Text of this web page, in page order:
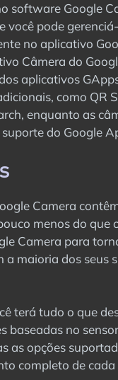
software Google
você pode
no aplicativo
Câmera do
aplicativos
como QR
enquanto as
do Google
Camera
menos do que
Camera para
a maioria dos seus
terá tudo o que
baseadas no
as opções
completo de cada